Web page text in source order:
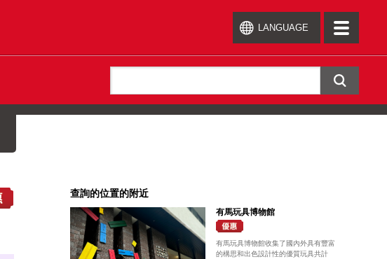
toggle
navigation
LANGUAGE
查詢的位置的附近
有馬玩具博物館
有馬玩具博物館收集了國內外具有豐富
的構思和出色設計性的優質玩具共計